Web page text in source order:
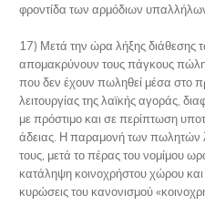
φροντίδα των αρμόδιων
17) Μετά την ώρα λήξης διάθεσης
απομακρύνουν τους πάγκους
που δεν έχουν πωληθεί μέσα στο
λειτουργίας της λαϊκής αγοράς,
με πρόστιμο και σε περίπτωση
άδειας. Η παραμονή των
τους, μετά το πέρας του νομίμου
κατάληψη κοινοχρήστου χώρου και
κυρώσεις του κανονισμού